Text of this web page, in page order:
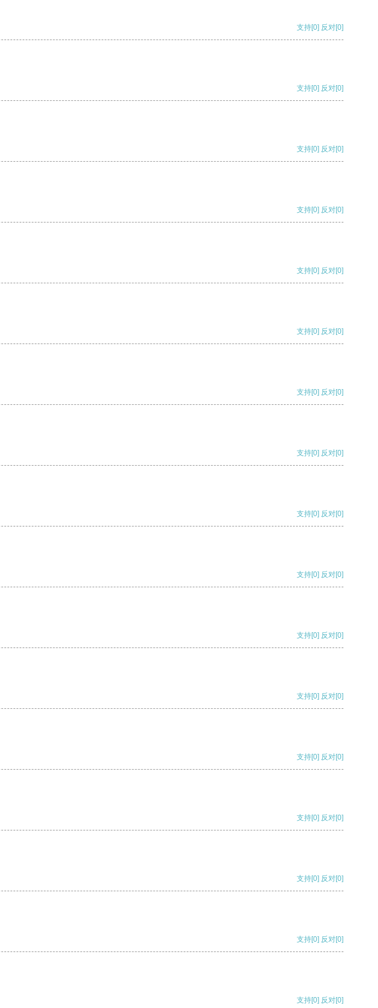
支持[0] 反对[0]
支持[0] 反对[0]
支持[0] 反对[0]
支持[0] 反对[0]
支持[0] 反对[0]
支持[0] 反对[0]
支持[0] 反对[0]
支持[0] 反对[0]
支持[0] 反对[0]
支持[0] 反对[0]
支持[0] 反对[0]
支持[0] 反对[0]
支持[0] 反对[0]
支持[0] 反对[0]
支持[0] 反对[0]
支持[0] 反对[0]
支持[0] 反对[0]